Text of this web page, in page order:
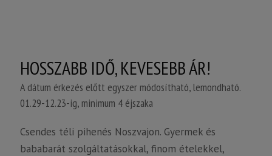
HOSSZABB IDŐ, KEVESEBB ÁR!
A dátum érkezés előtt egyszer módosítható, lemondható.
01.29-12.23-ig, minimum 4 éjszaka
Csendes téli pihenés Noszvajon. Gyermek és
bababarát szolgáltatásokkal, finom ételekkel,